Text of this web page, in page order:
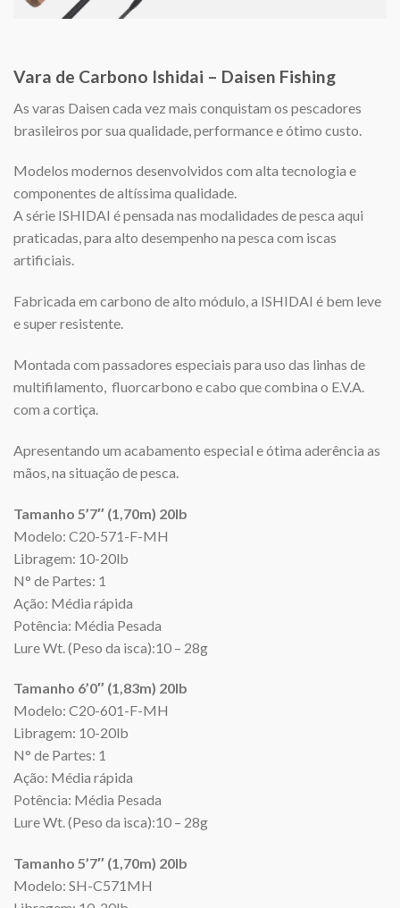
Vara de Carbono Ishidai – Daisen Fishing
As varas Daisen cada vez mais conquistam os pescadores
brasileiros por sua qualidade, performance e ótimo custo.
Modelos modernos desenvolvidos com alta tecnologia e
componentes de altíssima qualidade.
A série ISHIDAI é pensada nas modalidades de pesca aqui
praticadas, para alto desempenho na pesca com iscas
artificiais.
Fabricada em carbono de alto módulo, a ISHIDAI é bem leve
e super resistente.
Montada com passadores especiais para uso das linhas de
multifilamento, fluorcarbono e cabo que combina o E.V.A.
com a cortiça.
Apresentando um acabamento especial e ótima aderência as
mãos, na situação de pesca.
Tamanho 5’7″ (1,70m) 20lb
Modelo: C20-571-F-MH
Libragem: 10-20lb
N° de Partes: 1
Ação: Média rápida
Potência: Média Pesada
Lure Wt. (Peso da isca):10 – 28g
Tamanho 6’0″ (1,83m) 20lb
Modelo: C20-601-F-MH
Libragem: 10-20lb
N° de Partes: 1
Ação: Média rápida
Potência: Média Pesada
Lure Wt. (Peso da isca):10 – 28g
Tamanho 5’7″ (1,70m) 20lb
Modelo: SH-C571MH